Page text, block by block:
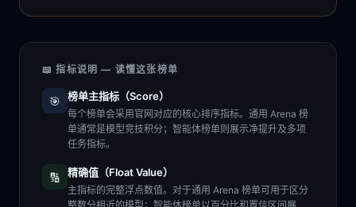
📖 指标说明 — 读懂这张榜单
🎯 榜单主指标（Score）
每个榜单会采用官网对应的核心排序指标。通用 Arena 榜
单通常是模型竞技积分；智能体榜单则展示净提升及多项
任务指标。
🔢 精确值（Float Value）
主指标的完整浮点数值。对于通用 Arena 榜单可用于区分